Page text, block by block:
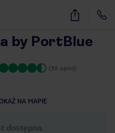
7
by PortBlue
(36 opinii)
NA MAPIE
dostępna.